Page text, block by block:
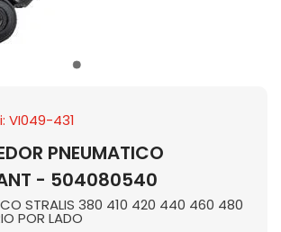
VI049-431
PNEUMATICO
- 504080540
STRALIS 380 410 420 440 460 480
POR LADO